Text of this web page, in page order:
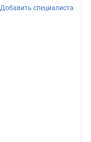
Добавить специалиста